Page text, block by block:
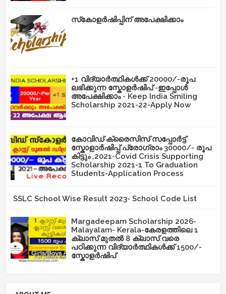
സ്‌കോളർഷിപ്പിന് അപേക്ഷിക്കാം
+1 വിദ്യാർത്ഥികൾക്ക് 20000/-രൂപ
ലഭിക്കുന്ന സ്കോളർഷിപ് -ഇപ്പോൾ
അപേക്ഷിക്കാം - Keep India Smiling
Scholarship 2021-22-Apply Now
കോവിഡ് ക്രൈസിസ് സപ്പോർട്ട്
സ്കോളാർഷിപ്പ് പ്രോഗ്രാം 30000/- രൂപ
കിട്ടും ,2021-Covid Crisis Supporting
Scholarship 2021-1 To Graduation
Students-Application Process
SSLC School Wise Result 2023- School Code List
Margadeepam Scholarship 2026-
Malayalam- Kerala-കേരളത്തിലെ 1
ക്ലാസ് മുതൽ 8 ക്ലാസ് വരെ
പഠിക്കുന്ന വിദ്യാർത്ഥികൾക്ക് 1500/-
സ്കോളർഷിപ്